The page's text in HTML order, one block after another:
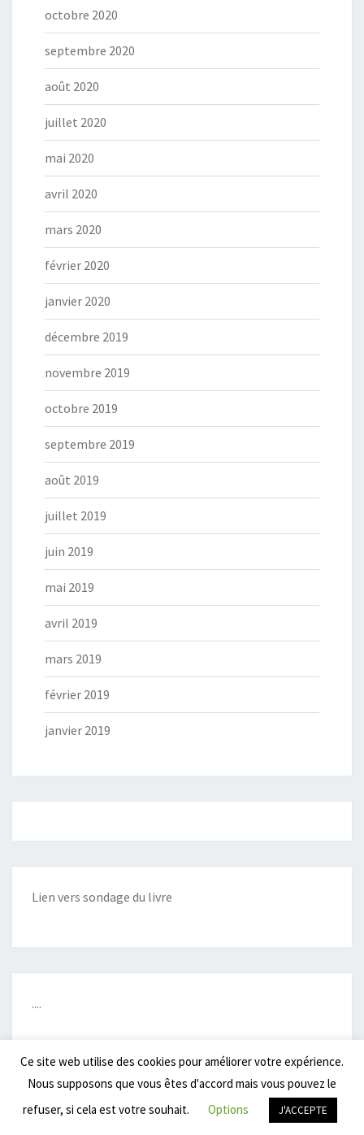
octobre 2020
septembre 2020
août 2020
juillet 2020
mai 2020
avril 2020
mars 2020
février 2020
janvier 2020
décembre 2019
novembre 2019
octobre 2019
septembre 2019
août 2019
juillet 2019
juin 2019
mai 2019
avril 2019
mars 2019
février 2019
janvier 2019
Lien vers sondage du livre
....
Thème :Nisarg
Ce site web utilise des cookies pour améliorer votre expérience.
Nous supposons que vous êtes d'accord mais vous pouvez le
refuser, si cela est votre souhait.
Options J'ACCEPTE